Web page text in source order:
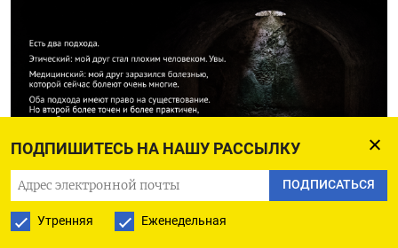
ПОДПИШИТЕСЬ НА НАШУ РАССЫЛКУ
ПОДПИСАТЬСЯ
Утренняя Еженедельная